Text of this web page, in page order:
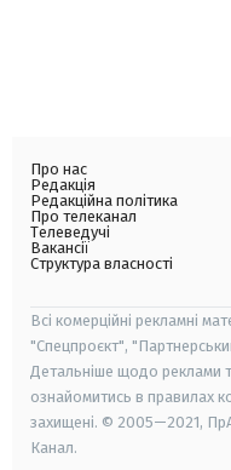
Про нас
Редакція
Редакційна політика
Про телеканал
Телеведучі
Вакансії
Структура власності
Всі комерційні рекламні
"Спецпроєкт",
Детальніше щодо реклами
ознайомитись в правилах
захищені. © 2005—2021,
Канал.